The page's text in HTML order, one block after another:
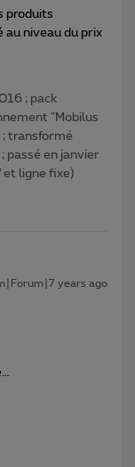
produits
au niveau du prix
; pack
"Mobilus
; transformé
passé en janvier
et ligne fixe)
years ago